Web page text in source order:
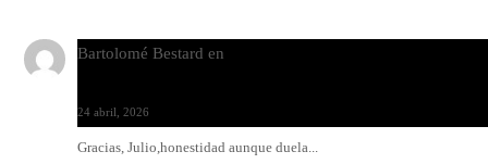
Bartolomé Bestard en
24 abril, 2026
Gracias, Julio,honestidad aunque duela...